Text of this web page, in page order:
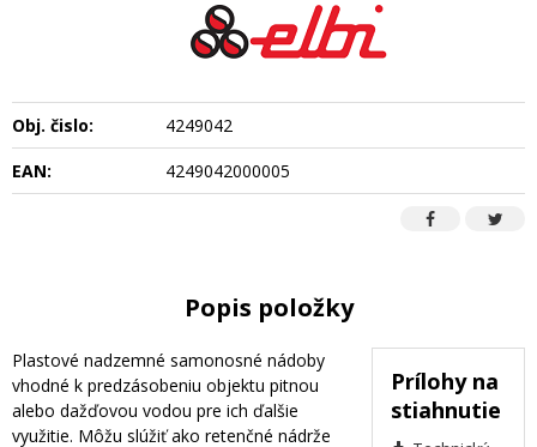
Obj. čislo:
4249042
EAN:
4249042000005
Popis položky
Prílohy na
stiahnutie
Plastové nadzemné samonosné nádoby
vhodné k predzásobeniu objektu pitnou
alebo dažďovou vodou pre ich ďalšie
využitie. Môžu slúžiť ako retenčné nádrže